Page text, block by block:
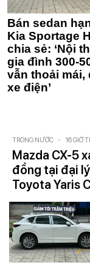
Bán sedan
Kia Sportage
chia sẻ: ‘Nội
gia đình 300-
vẫn thoải
xe điện’
TRONG NƯỚC - 16 GIỜ
Mazda CX-5
đồng tại đại
Toyota Yaris